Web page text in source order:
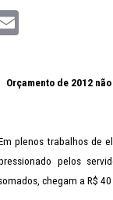
Orçamento de 2012
plenos trabalhos de
pelos
chegam a R$